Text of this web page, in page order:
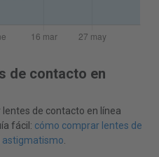
de contacto en
de contacto en línea
fácil: cómo comprar lentes de
astigmatismo.